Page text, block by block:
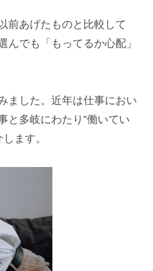
前あげたものと比較して
んでも「もってるか心配」
ました。近年は仕事におい
と多岐にわたり”働いてい
ます。